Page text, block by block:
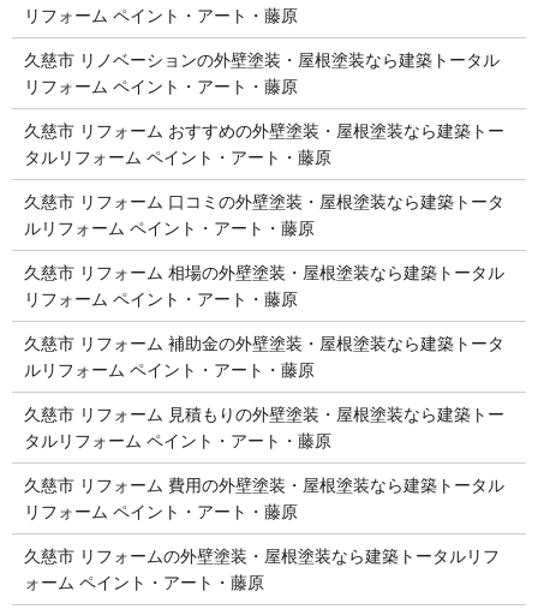
リフォーム ペイント・アート・藤原
久慈市 リノベーションの外壁塗装・屋根塗装なら建築トータル
リフォーム ペイント・アート・藤原
久慈市 リフォーム おすすめの外壁塗装・屋根塗装なら建築トー
タルリフォーム ペイント・アート・藤原
久慈市 リフォーム 口コミの外壁塗装・屋根塗装なら建築トータ
ルリフォーム ペイント・アート・藤原
久慈市 リフォーム 相場の外壁塗装・屋根塗装なら建築トータル
リフォーム ペイント・アート・藤原
久慈市 リフォーム 補助金の外壁塗装・屋根塗装なら建築トータ
ルリフォーム ペイント・アート・藤原
久慈市 リフォーム 見積もりの外壁塗装・屋根塗装なら建築トー
タルリフォーム ペイント・アート・藤原
久慈市 リフォーム 費用の外壁塗装・屋根塗装なら建築トータル
リフォーム ペイント・アート・藤原
久慈市 リフォームの外壁塗装・屋根塗装なら建築トータルリフ
ォーム ペイント・アート・藤原